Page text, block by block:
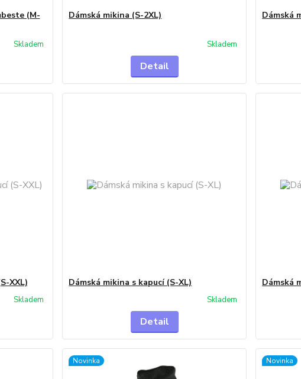
(M-
Skladem
Dámská mikina (S-2XL)
Skladem
Detail
Dámská
XXL)
Skladem
Dámská mikina s kapucí (S-XL)
Skladem
Detail
Dámská
Novinka Novinka